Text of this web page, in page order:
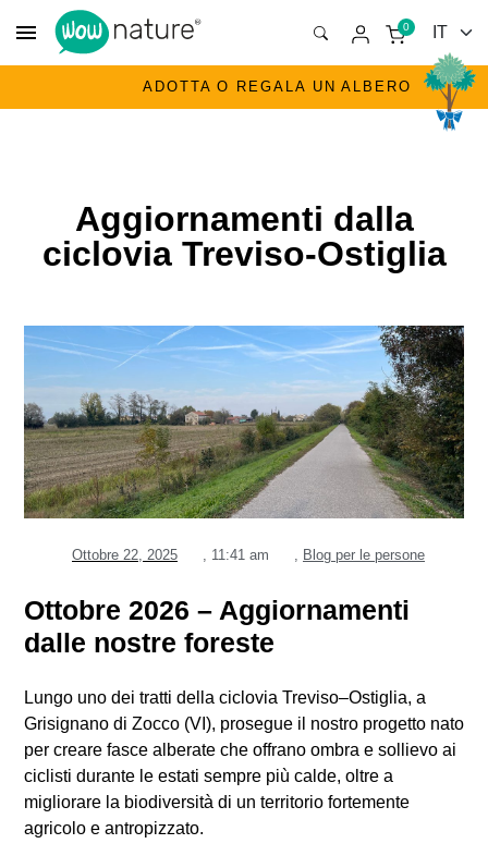
menu 0
ADOTTA O REGALA UN ALBERO
Aggiornamenti dalla
ciclovia Treviso-Ostiglia
Ottobre 22, 2025 , 11:41 am , Blog per le persone
Ottobre 2026 – Aggiornamenti
dalle nostre foreste
Lungo uno dei tratti della ciclovia Treviso–Ostiglia, a
Grisignano di Zocco (VI), prosegue il nostro progetto nato
per creare fasce alberate che offrano ombra e sollievo ai
ciclisti durante le estati sempre più calde, oltre a
migliorare la biodiversità di un territorio fortemente
agricolo e antropizzato.